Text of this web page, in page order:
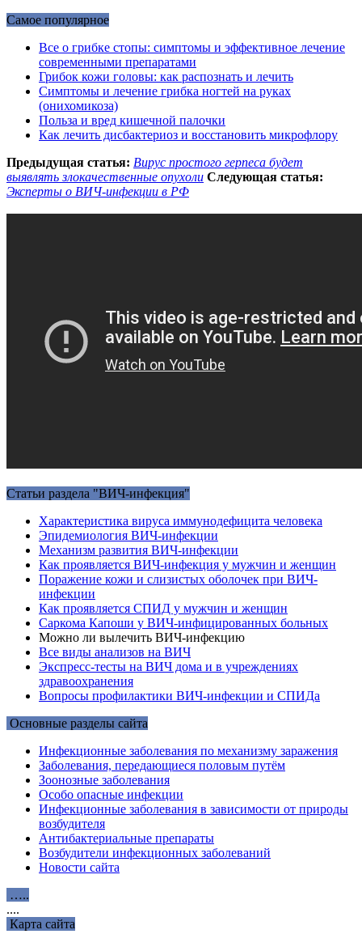
Самое популярное
Все о грибке стопы: симптомы и эффективное лечение
современными препаратами
Грибок кожи головы: как распознать и лечить
Симптомы и лечение грибка ногтей на руках
(онихомикоза)
Польза и вред кишечной палочки
Как лечить дисбактериоз и восстановить микрофлору
Предыдущая статья: Вирус простого герпеса будет
выявлять злокачественные опухоли Следующая статья:
Эксперты о ВИЧ-инфекции в РФ
Статьи раздела "ВИЧ-инфекция"
Характеристика вируса иммунодефицита человека
Эпидемиология ВИЧ-инфекции
Механизм развития ВИЧ-инфекции
Как проявляется ВИЧ-инфекция у мужчин и женщин
Поражение кожи и слизистых оболочек при ВИЧ-
инфекции
Как проявляется СПИД у мужчин и женщин
Саркома Капоши у ВИЧ-инфицированных больных
Можно ли вылечить ВИЧ-инфекцию
Все виды анализов на ВИЧ
Экспресс-тесты на ВИЧ дома и в учреждениях
здравоохранения
Вопросы профилактики ВИЧ-инфекции и СПИДа
Основные разделы сайта
Инфекционные заболевания по механизму заражения
Заболевания, передающиеся половым путём
Зоонозные заболевания
Особо опасные инфекции
Инфекционные заболевания в зависимости от природы
возбудителя
Антибактериальные препараты
Возбудители инфекционных заболеваний
Новости сайта
…..
....
Карта сайта